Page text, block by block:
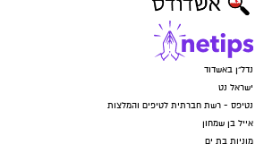
נדל"ן באשדוד
ישראל נט
נטיפס - רשת חברתית לטיפים והמלצות
אייל בן שמחון
מוניות בת ים